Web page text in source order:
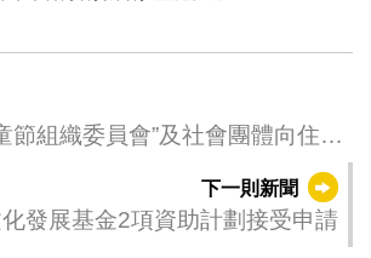
節組織委員會”及社會團體向住院
下一則新聞
發展基金2項資助計劃接受申請